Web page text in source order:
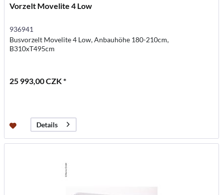
Vorzelt Movelite 4 Low
936941
Busvorzelt Movelite 4 Low, Anbauhöhe 180-210cm,
B310xT495cm
25 993,00 CZK *
Details